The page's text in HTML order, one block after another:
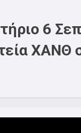
6
ΧΑΝΘ